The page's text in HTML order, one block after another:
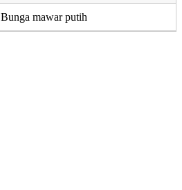
Bunga mawar putih